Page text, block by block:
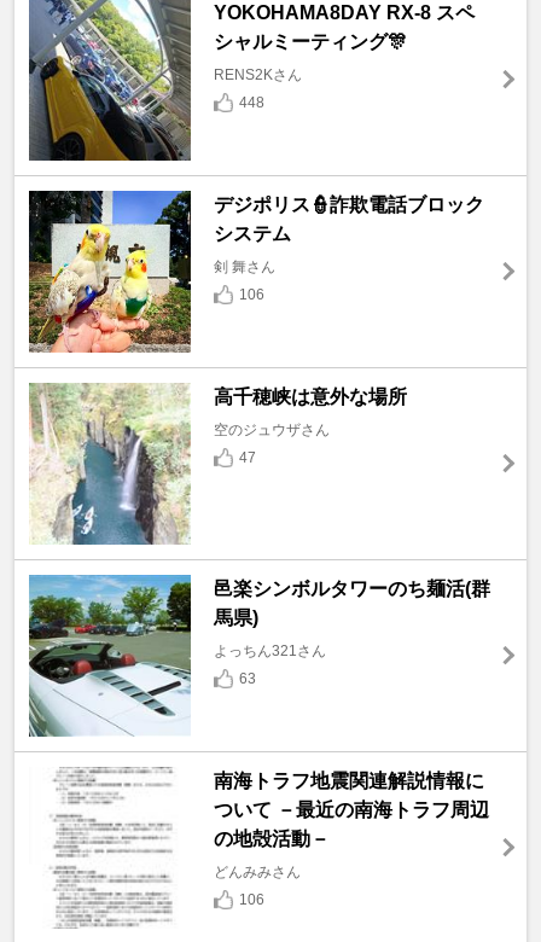
YOKOHAMA8DAY RX-8 スペ
シャルミーティング🎊
RENS2Kさん
448
デジポリス👮詐欺電話ブロック
システム
剣 舞さん
106
高千穂峡は意外な場所
空のジュウザさん
47
邑楽シンボルタワーのち麺活(群
馬県)
よっちん321さん
63
南海トラフ地震関連解説情報に
ついて －最近の南海トラフ周辺
の地殻活動－
どんみみさん
106